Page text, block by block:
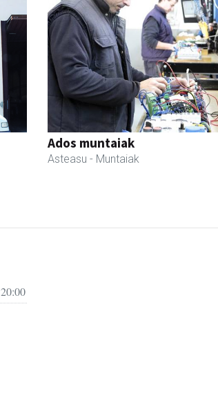
Ados muntaiak
Asteasu - Muntaiak